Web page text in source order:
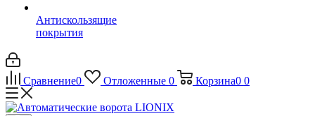
Антискользящие
покрытия
Сравнение0 Отложенные 0 Корзина0 0